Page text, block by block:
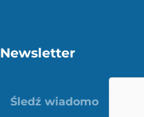
Newsletter